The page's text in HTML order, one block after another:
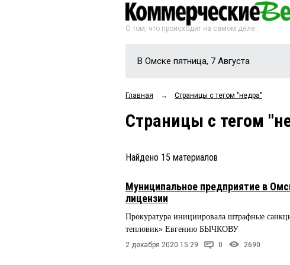
О том, что происходит на самом деле
В Омске пятница, 7 Августа
Главная → Страницы c тегом "недра"
Страницы c тегом
Найдено 15 материалов
Муниципальное предприятие в
лицензии
Прокуратура инициировала штрафные
тепловик» Евгению БЫЧКОВУ
2 декабря 2020 15:29 0 2690